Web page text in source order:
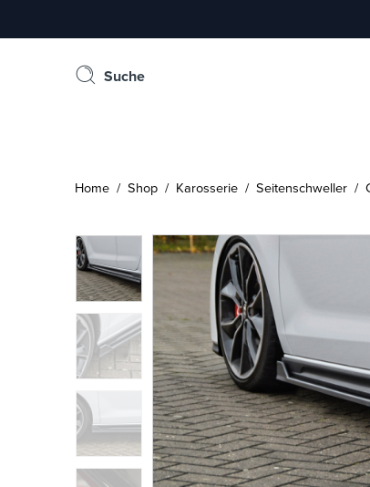
Suche
Home / Shop / Karosserie / Seitenschweller /